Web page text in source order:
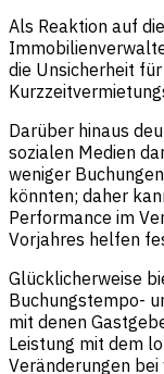
Als Reaktion auf
die Unsicherheit
Darüber hinaus
sozialen Medien
weniger
könnten; daher
Performance im
Vorjahres helfen
Glücklicherweise
Buchungstempo-
mit denen
Leistung mit dem
Veränderungen